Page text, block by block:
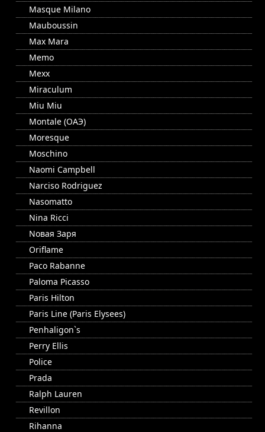
Masque Milano
Mauboussin
Max Mara
Memo
Mexx
Miraculum
Miu Miu
Montale (ОАЭ)
Moresque
Moschino
Naomi Campbell
Narciso Rodriguez
Nasomatto
Nina Ricci
Nовая Заря
Oriflame
Paco Rabanne
Paloma Picasso
Paris Hilton
Paris Line (Paris Elysees)
Penhaligon`s
Perry Ellis
Police
Prada
Ralph Lauren
Revillon
Rihanna